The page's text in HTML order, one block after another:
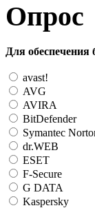
Опрос
Для обеспечения
avast!
AVG
AVIRA
BitDefender
Symantec
dr.WEB
ESET
F-Secure
G DATA
Kaspersky